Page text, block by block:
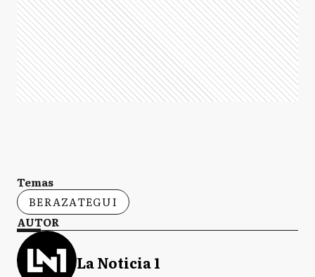
Temas
BERAZATEGUI
AUTOR
La Noticia 1